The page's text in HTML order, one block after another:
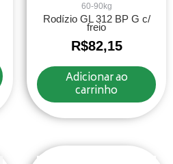
60-90kg
Rodízio GL 312 BP G c/
freio
R$82,15
Adicionar ao
carrinho